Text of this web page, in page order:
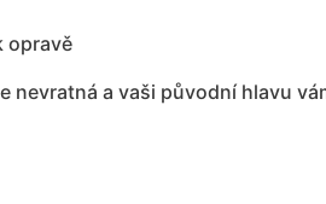
opravě
nevratná a vaši původní hlavu